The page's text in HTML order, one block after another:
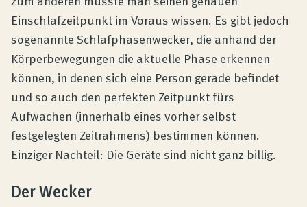
Einschlafzeitpunkt im Voraus wissen. Es gibt jedoch
sogenannte Schlafphasenwecker, die anhand der
Körperbewegungen die aktuelle Phase erkennen
können, in denen sich eine Person gerade befindet
und so auch den perfekten Zeitpunkt fürs
Aufwachen (innerhalb eines vorher selbst
festgelegten Zeitrahmens) bestimmen können.
Einziger Nachteil: Die Geräte sind nicht ganz billig.
Der Wecker